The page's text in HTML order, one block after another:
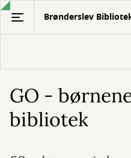
Gå
hovedindhold
Brønderslev
GO -
bibliotek